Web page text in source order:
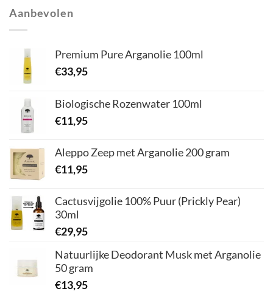
Aanbevolen
Premium Pure Arganolie 100ml
€33,95
Biologische Rozenwater 100ml
€11,95
Aleppo Zeep met Arganolie 200 gram
€11,95
Cactusvijgolie 100% Puur (Prickly Pear)
30ml
€29,95
Natuurlijke Deodorant Musk met Arganolie
50 gram
€13,95